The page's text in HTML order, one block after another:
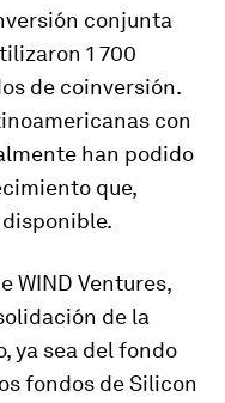
conjunta
1 700
de coinversión.
con
han podido
que,
WIND Ventures,
de la
ya sea del fondo
fondos de Silicon